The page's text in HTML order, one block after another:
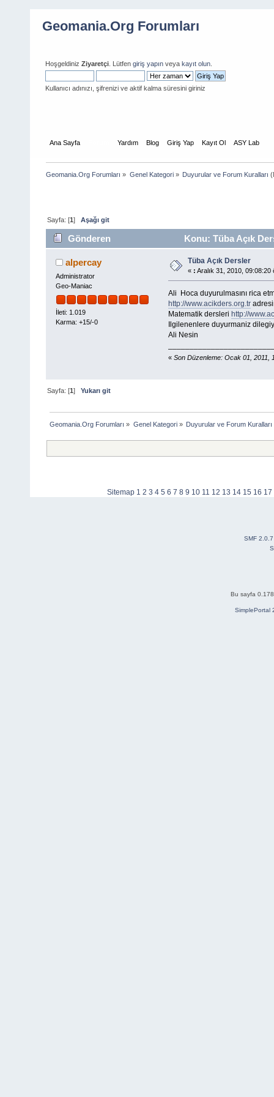
Geomania.Org Forumları
Hoşgeldiniz Ziyaretçi . Lütfen giriş yapın veya kayıt olun
Kullanıcı adınızı, şifrenizi ve aktif kalma süresini giriniz
Ana Sayfa Yardım Blog Giriş Yap Kayıt Ol ASY Lab
Geomania.Org Forumları » Genel Kategori» Duyurular ve Forum Kuralları
Sayfa: [1]Aşağı git
Gönderen Konu: Tüba Açık
alpercay
Administrator
Geo-Maniac
İleti: 1.019
Karma: +15/-0
Tüba Açık Dersler
« : Aralık 31, 2010, 09:08:20
Ali Hoca duyurulmasını rica
http://www.acikders.org.tr
Matematik dersleri http://
Ilgilenenlere duyurmaniz
Ali Nesin
« Son Düzenleme: Ocak 01, 2011,
Sayfa: [1]Yukarı git
Geomania.Org Forumları » Genel Kategori» Duyurular ve Forum Kuralları
Sitemap 1 2 3 4 5 6 7 8 9 10 11 12 13 14 15 16 17
SMF 2.0.7
Bu sayfa
SimplePortal